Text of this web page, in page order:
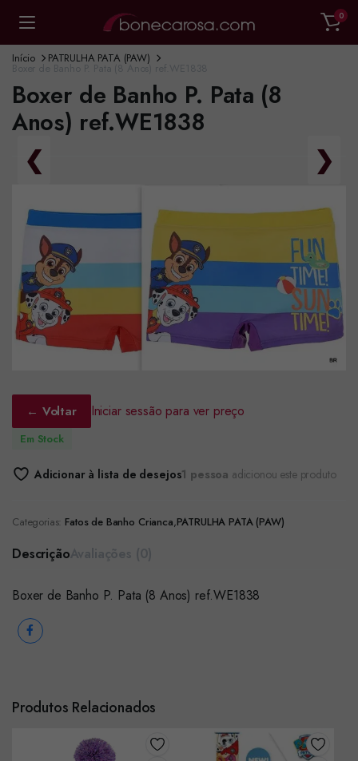
0
Início PATRULHA PATA (PAW)
Boxer de Banho P. Pata (8 Anos) ref.WE1838
Boxer de Banho P. Pata (8
Anos) ref.WE1838
❮ ❯
← Voltar Iniciar sessão para ver preço
Em Stock
Adicionar à lista de desejos1 pessoa adicionou este produto
Categorias: Fatos de Banho Crianca,PATRULHA PATA (PAW)
Descrição
Boxer de Banho P. Pata (8 Anos) ref.WE1838
Produtos Relacionados